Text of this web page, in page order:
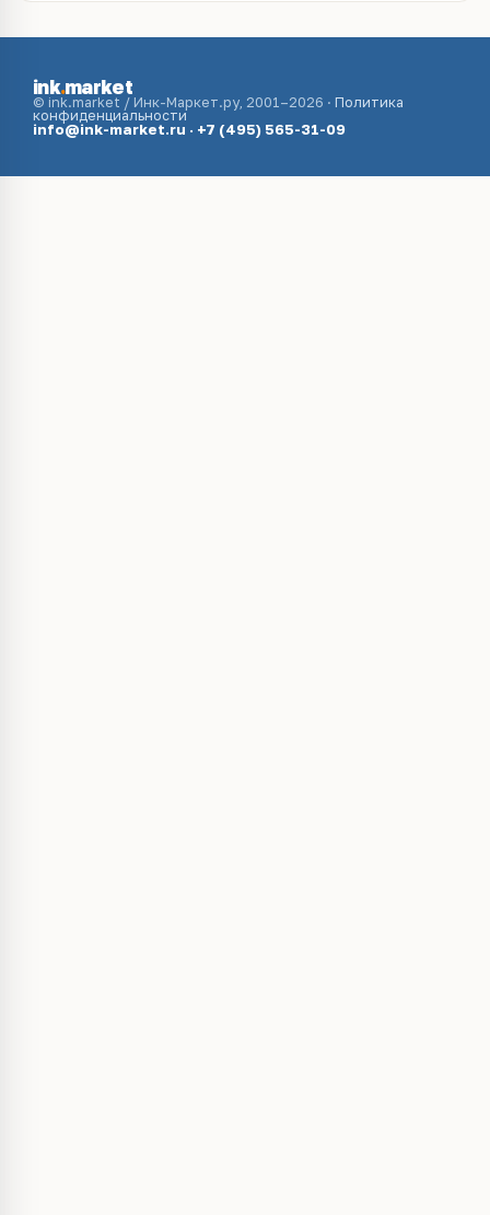
ink.market
© ink.market / Инк-Маркет.ру, 2001–2026 · Политика
конфиденциальности
info@ink-market.ru · +7 (495) 565-31-09